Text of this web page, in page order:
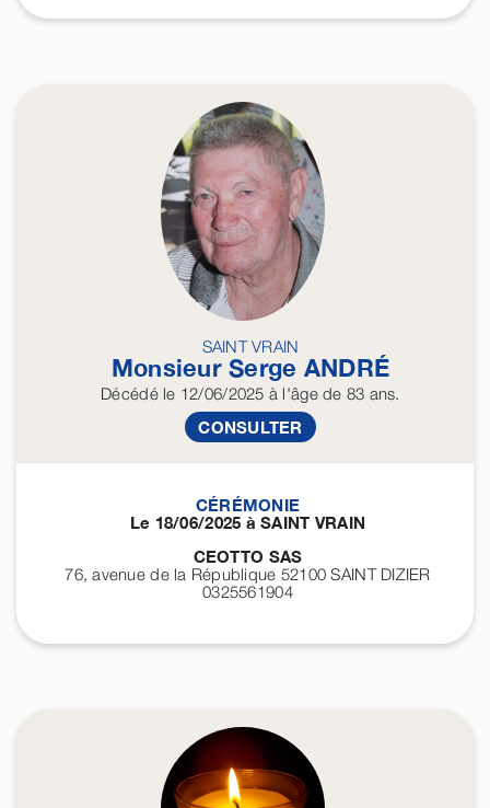
SAINT VRAIN
Monsieur Serge ANDRÉ
Décédéle 12/06/2025 à l'âge de 83 ans.
CONSULTER
CÉRÉMONIE
Le 18/06/2025 à SAINT VRAIN
CEOTTO SAS
76, avenue de la République 52100SAINT DIZIER
0325561904